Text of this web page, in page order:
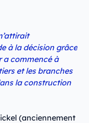
à la décision grâce
a commencé à
et les branches
la construction
(anciennement